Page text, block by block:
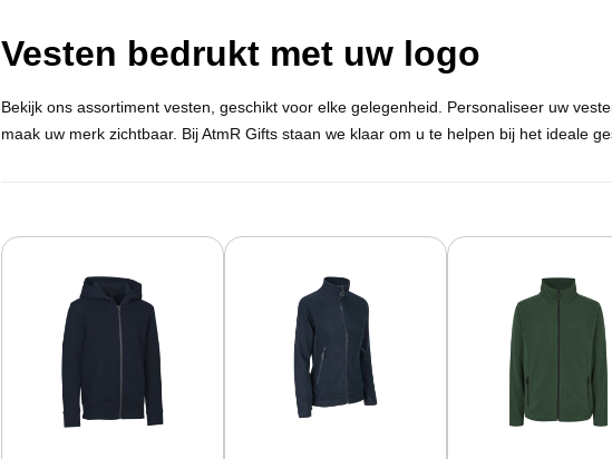
Vesten bedrukt met uw logo
Bekijk ons assortiment vesten, geschikt voor elke gelegenheid. Personaliseer uw
maak uw merk zichtbaar. BijAtmR Gifts staan we klaar om u te helpen bij het ideale